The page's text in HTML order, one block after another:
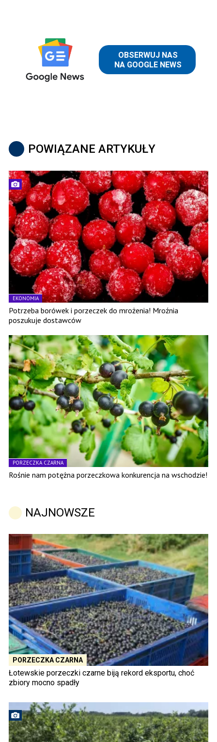
POWIĄZANE ARTYKUŁY
EKONOMIA
Potrzeba borówek i porzeczek do mrożenia! Mroźnia
poszukuje dostawców
PORZECZKA CZARNA
Rośnie nam potężna porzeczkowa konkurencja na wschodzie!
NAJNOWSZE
PORZECZKA CZARNA
Łotewskie porzeczki czarne biją rekord eksportu, choć
zbiory mocno spadły